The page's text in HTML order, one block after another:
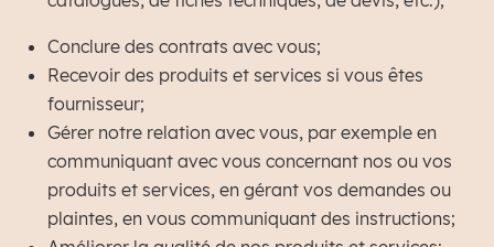
Conclure des contrats avec vous;
Recevoir des produits et services si vous êtes
fournisseur;
Gérer notre relation avec vous, par exemple en
communiquant avec vous concernant nos ou vos
produits et services, en gérant vos demandes ou
plaintes, en vous communiquant des instructions;